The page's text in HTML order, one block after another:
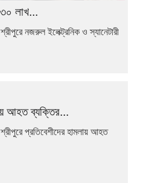
৩০ লাখ...
নজরুল ইলেক্ট্রনিক ও স্যানেটারী
আহত ব্যক্তির...
প্রতিবেশীদের হামলায় আহত